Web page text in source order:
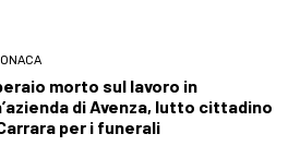
morto sul lavoro in
di Avenza, lutto cittadino
per i funerali